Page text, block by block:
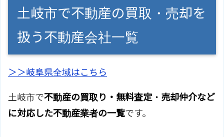
土岐市で不動産の買取・売却を
扱う不動産会社一覧
＞＞岐阜県全域はこちら
土岐市で不動産の買取り・無料査定・売却仲介など
に対応した不動産業者の一覧です。